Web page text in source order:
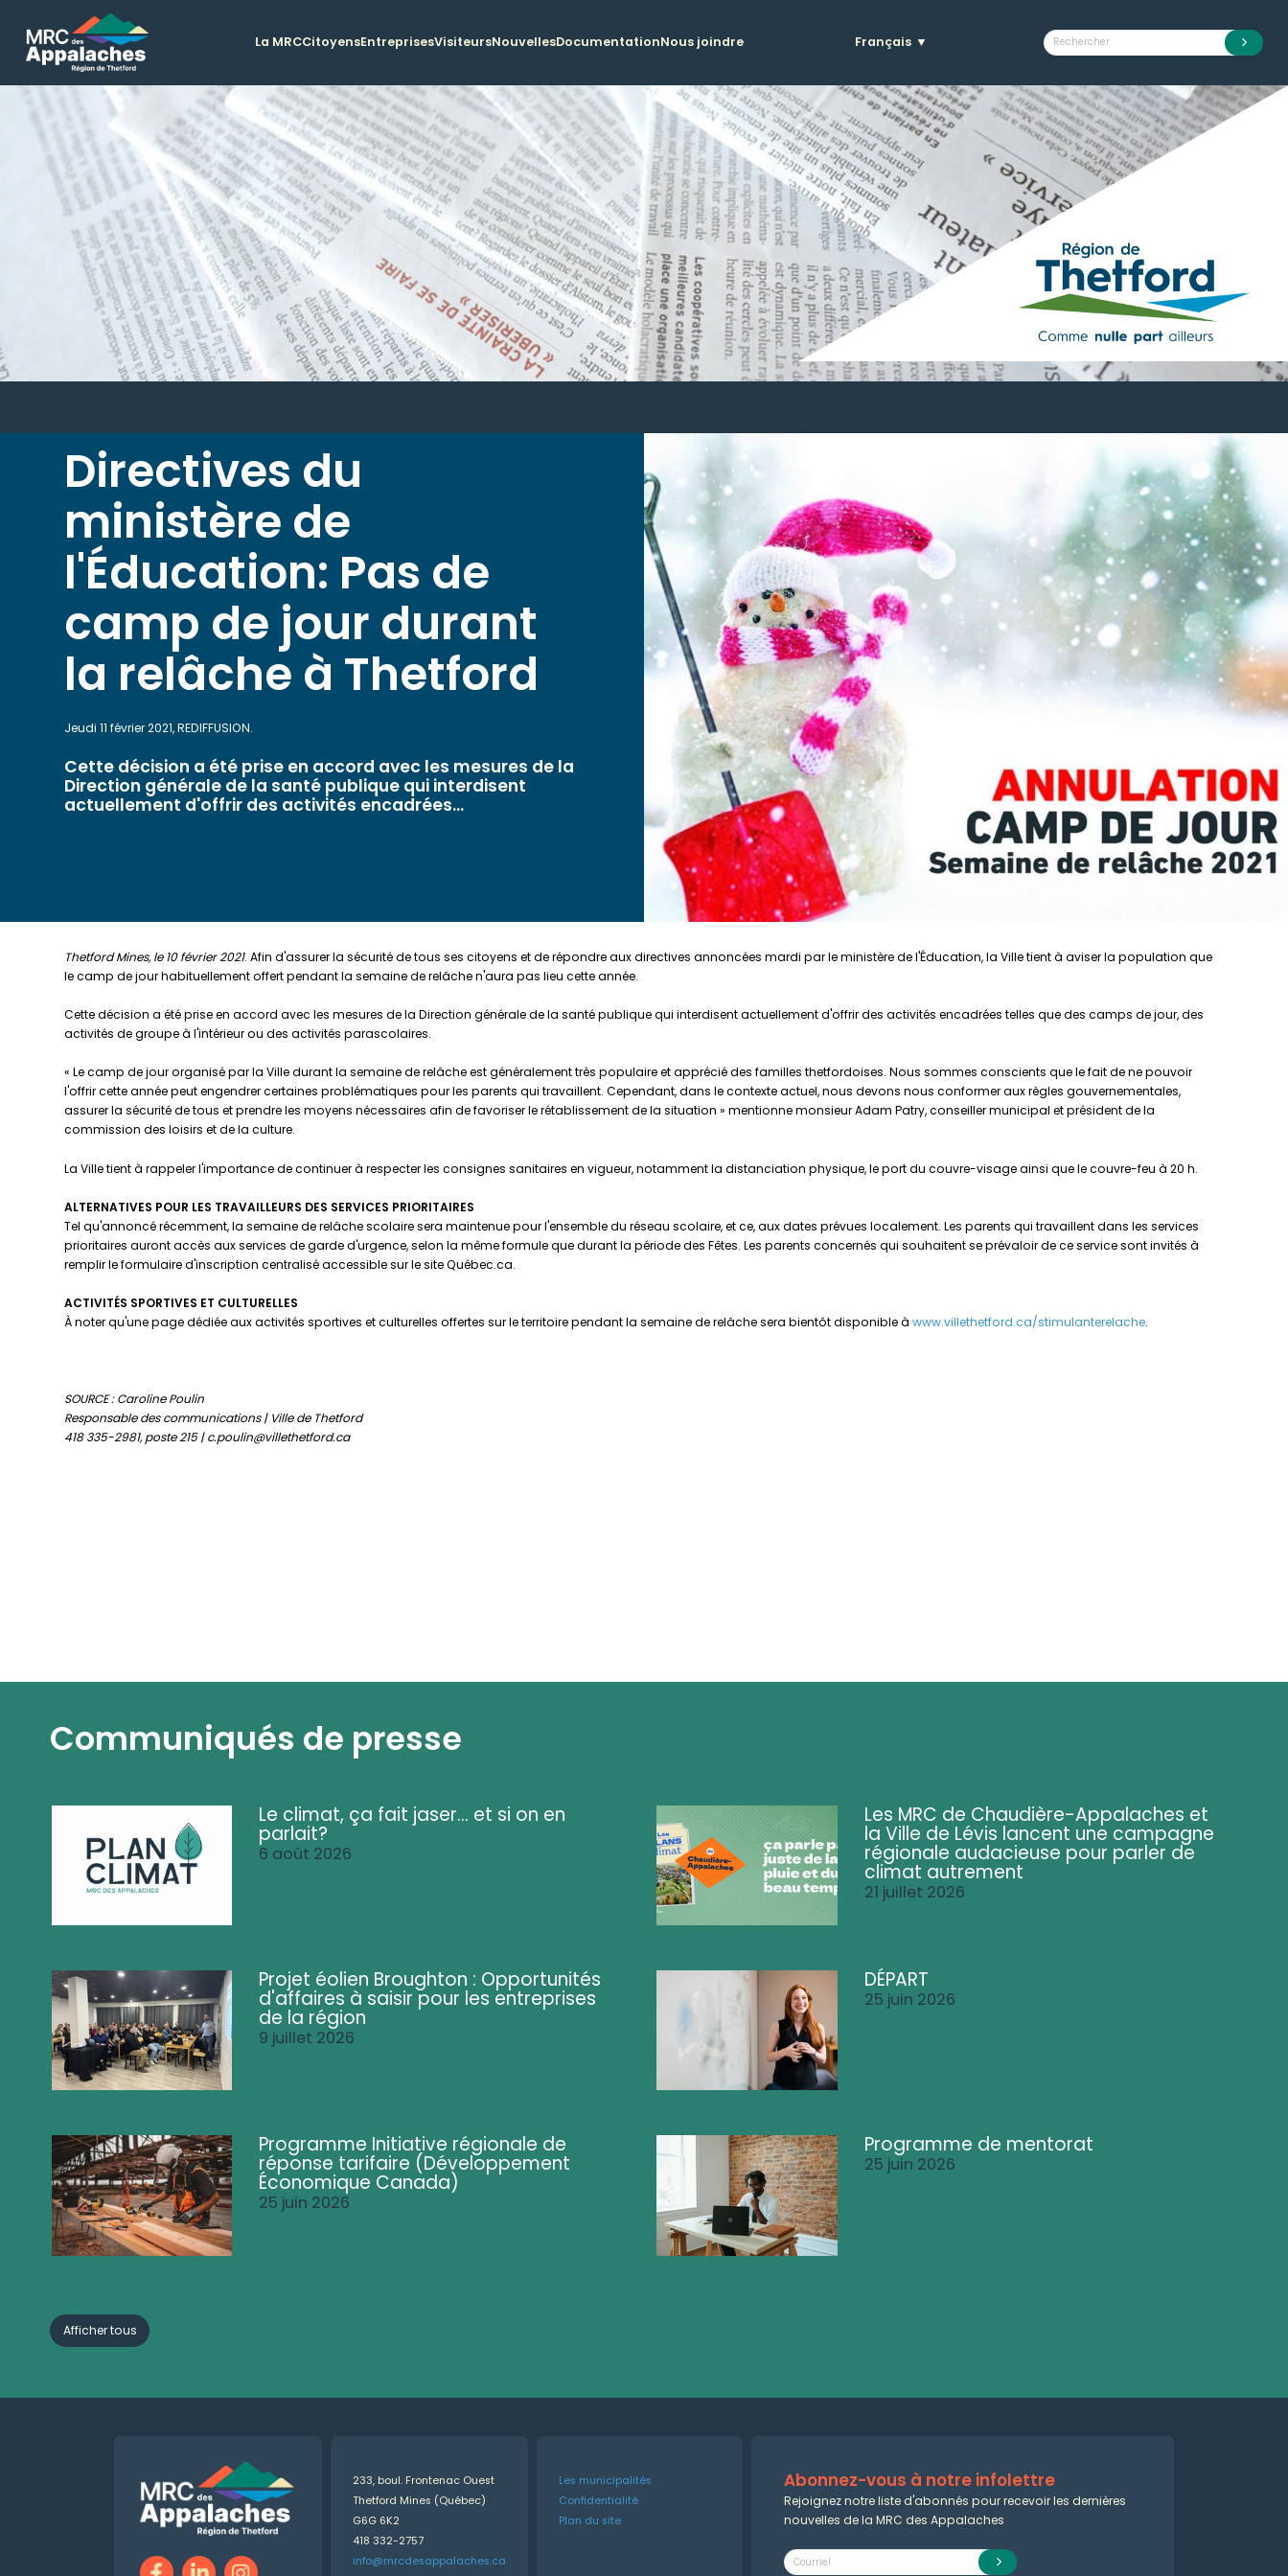
La MRCCitoyensEntreprisesVisiteursNouvellesDocumentationNous joindre Français ▼
Directives du
ministère de
l'Éducation: Pas de
camp de jour durant
la relâche à Thetford
Jeudi 11 février 2021, REDIFFUSION.
Cette décision a été prise en accord avec les mesures de la
Direction générale de la santé publique qui interdisent
actuellement d'offrir des activités encadrées...
Thetford Mines, le 10 février 2021. Afin d'assurer la sécurité de tous ses citoyens et de répondre aux directives annoncées mardi par le ministère de l'Éducation, la Ville tient à aviser la population que
le camp de jour habituellement offert pendant la semaine de relâche n'aura pas lieu cette année.
Cette décision a été prise en accord avec les mesures de la Direction générale de la santé publique qui interdisent actuellement d'offrir des activités encadrées telles que des camps de jour, des
activités de groupe à l'intérieur ou des activités parascolaires.
« Le camp de jour organisé par la Ville durant la semaine de relâche est généralement très populaire et apprécié des familles thetfordoises. Nous sommes conscients que le fait de ne pouvoir
l'offrir cette année peut engendrer certaines problématiques pour les parents qui travaillent. Cependant, dans le contexte actuel, nous devons nous conformer aux règles gouvernementales,
assurer la sécurité de tous et prendre les moyens nécessaires afin de favoriser le rétablissement de la situation » mentionne monsieur Adam Patry, conseiller municipal et président de la
commission des loisirs et de la culture.
La Ville tient à rappeler l'importance de continuer à respecter les consignes sanitaires en vigueur, notamment la distanciation physique, le port du couvre-visage ainsi que le couvre-feu à 20 h.
ALTERNATIVES POUR LES TRAVAILLEURS DES SERVICES PRIORITAIRES
Tel qu'annoncé récemment, la semaine de relâche scolaire sera maintenue pour l'ensemble du réseau scolaire, et ce, aux dates prévues localement. Les parents qui travaillent dans les services
prioritaires auront accès aux services de garde d'urgence, selon la même formule que durant la période des Fêtes. Les parents concernés qui souhaitent se prévaloir de ce service sont invités à
remplir le formulaire d'inscription centralisé accessible sur le site Québec.ca.
ACTIVITÉS SPORTIVES ET CULTURELLES
À noter qu'une page dédiée aux activités sportives et culturelles offertes sur le territoire pendant la semaine de relâche sera bientôt disponible àwww.villethetford.ca/stimulanterelache.
SOURCE : Caroline Poulin
Responsable des communications | Ville de Thetford
418 335-2981, poste 215 | c.poulin@villethetford.ca
Communiqués de presse
Le climat, ça fait jaser... et si on en
parlait?
6 août 2026
Les MRC de Chaudière-Appalaches et
la Ville de Lévis lancent une campagne
régionale audacieuse pour parler de
climat autrement
21 juillet 2026
Projet éolien Broughton : Opportunités
d'affaires à saisir pour les entreprises
de la région
9 juillet 2026
DÉPART
25 juin 2026
Programme Initiative régionale de
réponse tarifaire (Développement
Économique Canada)
25 juin 2026
Programme de mentorat
25 juin 2026
Afficher tous
233, boul. Frontenac Ouest
Thetford Mines (Québec)
G6G 6K2
418 332-2757
info@mrcdesappalaches.ca
Les municipalités
Confidentialité
Plan du site
Abonnez-vous à notre infolettre
Rejoignez notre liste d'abonnés pour recevoir les dernières
nouvelles de la MRC des Appalaches